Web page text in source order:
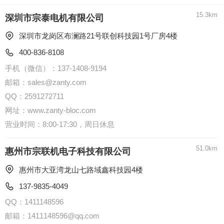
深圳市宗泰电机有限公司 15.3km
深圳市龙岗区布澜路21号联创科技园1号厂房4楼
400-836-8108
手机（微信）：137-1408-9194
邮箱：sales@zanty.com
QQ：2591272711
网址：www.zanty-bloc.com
营业时间：8:00-17:30，周日休息
惠州市宗联机电子科技有限公司 51.0km
惠州市大亚湾龙山七路域鑫科技园4楼
137-9835-4049
QQ：1411148596
邮箱：1411148596@qq.com